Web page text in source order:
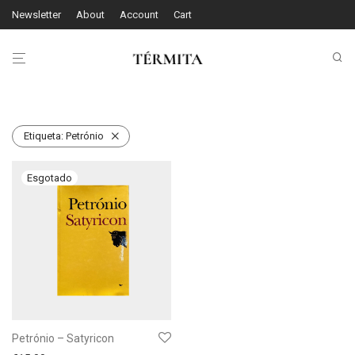
Newsletter About Account Cart
Etiqueta: Petrónio
Petrónio – Satyricon